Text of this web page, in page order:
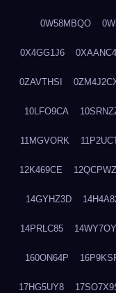
0W58MBQO
0X4GG1J6
0ZAVTHSI
10LFO9CA
11MGVORK
12K469CE
14GYHZ3D
14PRLC85
160ON64P
17HG5UY8